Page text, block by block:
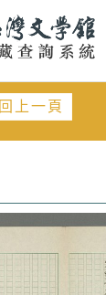
回上一頁